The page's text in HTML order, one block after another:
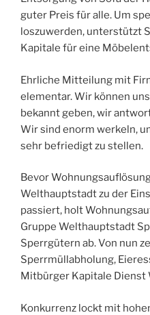
guter Preis für alle. Um
loszuwerden, unterstützt
Kapitale für eine
Ehrliche Mitteilung mit
elementar. Wir können
bekannt geben, wir
Wir sind enorm werkeln,
sehr befriedigt zu stellen.
Bevor
Welthauptstadt zu der
passiert, holt
Gruppe Welthauptstadt
Sperrgütern ab. Von nun
Sperrmüllabholung,
Mitbürger Kapitale Dienst
Konkurrenz lockt mit